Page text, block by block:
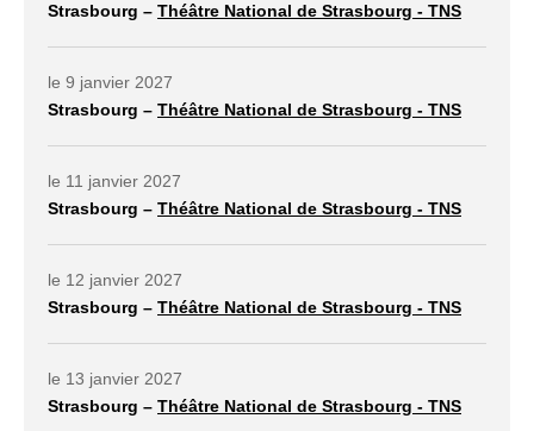
Strasbourg – Théâtre National de Strasbourg - TNS
le 9 janvier 2027
Strasbourg – Théâtre National de Strasbourg - TNS
le 11 janvier 2027
Strasbourg – Théâtre National de Strasbourg - TNS
le 12 janvier 2027
Strasbourg – Théâtre National de Strasbourg - TNS
le 13 janvier 2027
Strasbourg – Théâtre National de Strasbourg - TNS